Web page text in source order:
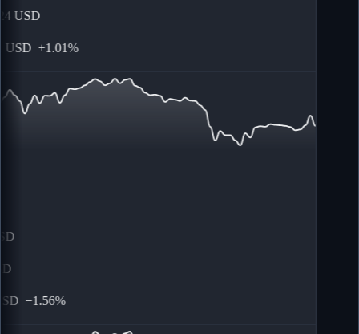
USD
+ 1.01%
− 1.56%